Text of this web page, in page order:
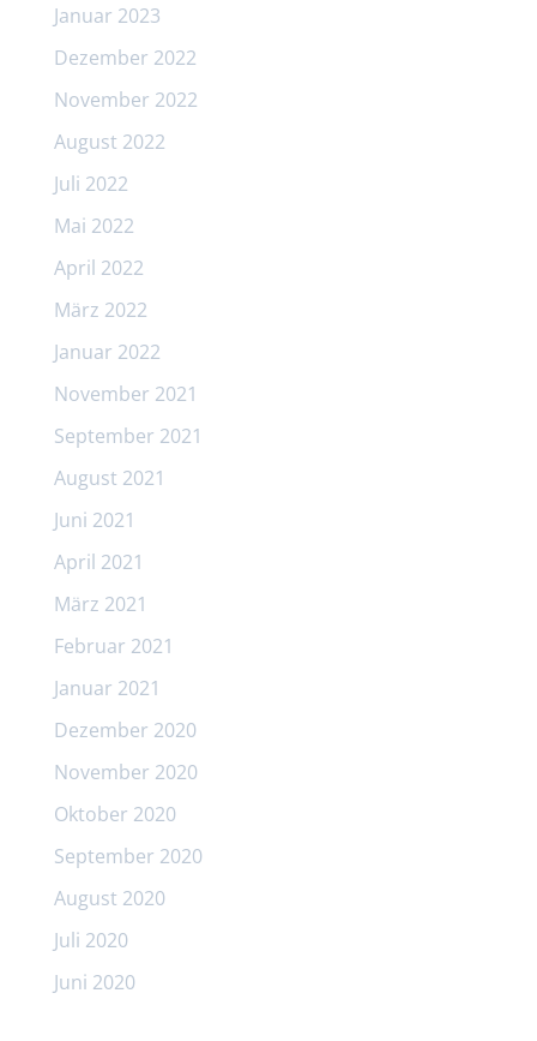
Januar 2023
Dezember 2022
November 2022
August 2022
Juli 2022
Mai 2022
April 2022
März 2022
Januar 2022
November 2021
September 2021
August 2021
Juni 2021
April 2021
März 2021
Februar 2021
Januar 2021
Dezember 2020
November 2020
Oktober 2020
September 2020
August 2020
Juli 2020
Juni 2020